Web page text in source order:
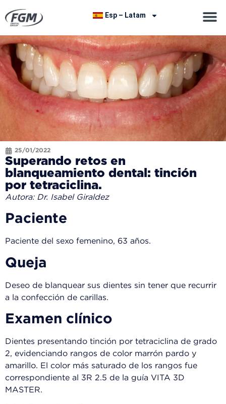
Esp – Latam
25/01/2022
Superando retos en
blanqueamiento dental: tinción
por tetraciclina.
Autora: Dr. Isabel Giraldez
Paciente
Paciente del sexo femenino, 63 años.
Queja
Deseo de blanquear sus dientes sin tener que recurrir
a la confección de carillas.
Examen clínico
Dientes presentando tinción por tetraciclina de grado
2, evidenciando rangos de color marrón pardo y
amarillo. El color más saturado de los rangos fue
correspondiente al 3R 2.5 de la guía VITA 3D
MASTER.